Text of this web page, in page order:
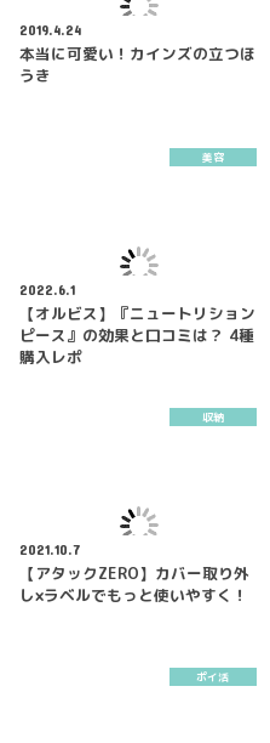
2019.4.24
本当に可愛い！カインズの立つほ
うき
美容
2022.6.1
【オルビス】『ニュートリション
ピース』の効果と口コミは？ 4種
購入レポ
収納
2021.10.7
【アタックZERO】カバー取り外
し×ラベルでもっと使いやすく！
ポイ活